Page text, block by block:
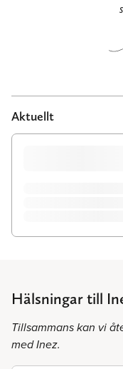
Aktuellt
Hälsningar till
Tillsammans kan vi
med Inez.